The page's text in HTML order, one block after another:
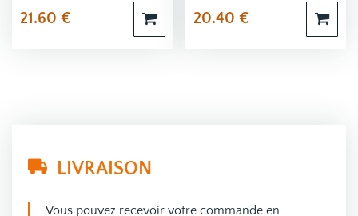
21.60 € 20.40 €
LIVRAISON
Vous pouvez recevoir votre commande en